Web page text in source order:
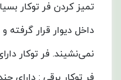
تمیز کردن فر توکار
داخل دیوار قرار گرفته
نمی‌نشیند. فر توکار دارای ۳ مدل کارکرد تولید